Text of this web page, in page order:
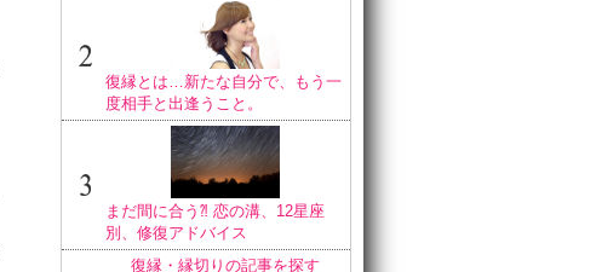
復縁とは…新たな自分で、もう一
度相手と出逢うこと。
まだ間に合う⁈ 恋の溝、12星座
別、修復アドバイス
復縁・縁切りの記事を探す